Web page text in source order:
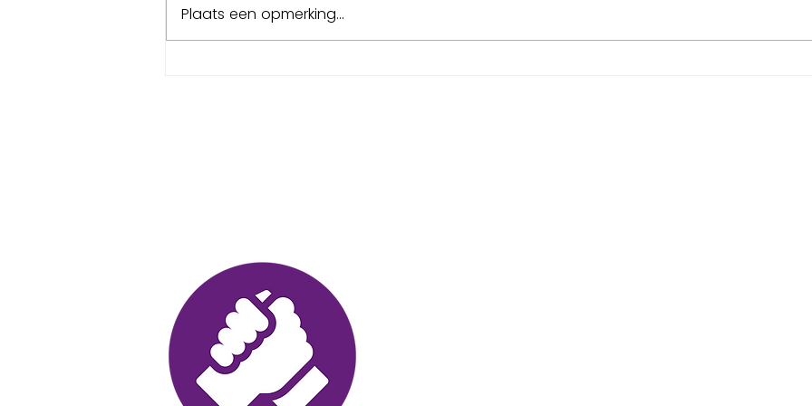
Plaats een opmerking...